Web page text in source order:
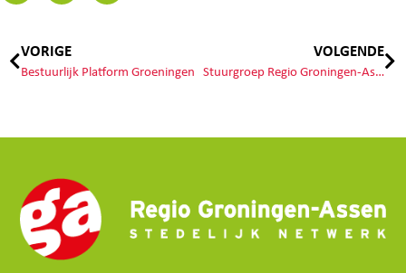
VORIGE
Bestuurlijk Platform Groeningen
VOLGENDE
Stuurgroep Regio Groningen-Assen